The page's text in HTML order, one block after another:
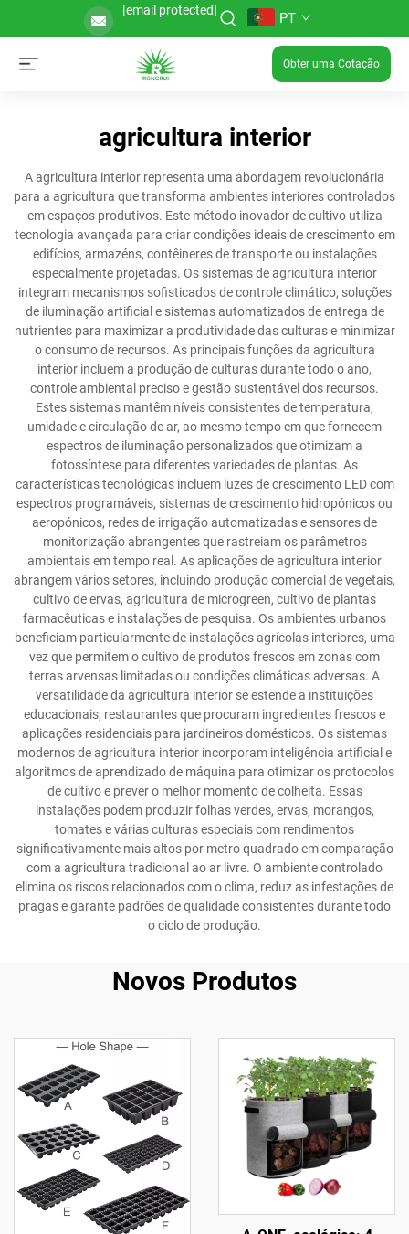
[email protected] PT
Obter uma Cotação
agricultura interior
A agricultura interior representa uma abordagem revolucionária
para a agricultura que transforma ambientes interiores controlados
em espaços produtivos. Este método inovador de cultivo utiliza
tecnologia avançada para criar condições ideais de crescimento em
edifícios, armazéns, contêineres de transporte ou instalações
especialmente projetadas. Os sistemas de agricultura interior
integram mecanismos sofisticados de controle climático, soluções
de iluminação artificial e sistemas automatizados de entrega de
nutrientes para maximizar a produtividade das culturas e minimizar
o consumo de recursos. As principais funções da agricultura
interior incluem a produção de culturas durante todo o ano,
controle ambiental preciso e gestão sustentável dos recursos.
Estes sistemas mantêm níveis consistentes de temperatura,
umidade e circulação de ar, ao mesmo tempo em que fornecem
espectros de iluminação personalizados que otimizam a
fotossíntese para diferentes variedades de plantas. As
características tecnológicas incluem luzes de crescimento LED com
espectros programáveis, sistemas de crescimento hidropónicos ou
aeropónicos, redes de irrigação automatizadas e sensores de
monitorização abrangentes que rastreiam os parâmetros
ambientais em tempo real. As aplicações de agricultura interior
abrangem vários setores, incluindo produção comercial de vegetais,
cultivo de ervas, agricultura de microgreen, cultivo de plantas
farmacêuticas e instalações de pesquisa. Os ambientes urbanos
beneficiam particularmente de instalações agrícolas interiores, uma
vez que permitem o cultivo de produtos frescos em zonas com
terras arvensas limitadas ou condições climáticas adversas. A
versatilidade da agricultura interior se estende a instituições
educacionais, restaurantes que procuram ingredientes frescos e
aplicações residenciais para jardineiros domésticos. Os sistemas
modernos de agricultura interior incorporam inteligência artificial e
algoritmos de aprendizado de máquina para otimizar os protocolos
de cultivo e prever o melhor momento de colheita. Essas
instalações podem produzir folhas verdes, ervas, morangos,
tomates e várias culturas especiais com rendimentos
significativamente mais altos por metro quadrado em comparação
com a agricultura tradicional ao ar livre. O ambiente controlado
elimina os riscos relacionados com o clima, reduz as infestações de
pragas e garante padrões de qualidade consistentes durante todo
o ciclo de produção.
Novos Produtos